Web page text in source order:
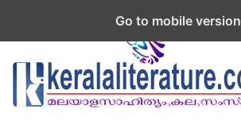
Go to mobile version